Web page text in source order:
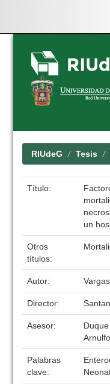
Skip
navigation
RIUdeG Tesis
Título:
un
Otros
títulos:
Autor:
Director:
Asesor:
Arnulfo
Palabras
clave: